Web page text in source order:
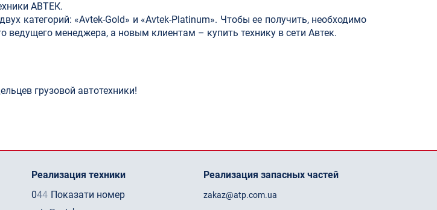
АВТЕК.
категорий: «Avtek-Gold» и «Avtek-Platinum». Чтобы ее получить, необходимо
ведущего менеджера, а новым клиентам – купить технику в сети Автек.
грузовой автотехники!
Реализация техники
044 Показати номер
Реализация запасных частей
zakaz@atp.com.ua